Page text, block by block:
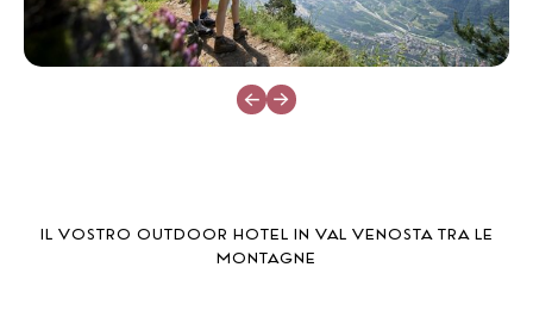
IL VOSTRO OUTDOOR HOTEL IN VAL VENOSTA TRA LE
MONTAGNE